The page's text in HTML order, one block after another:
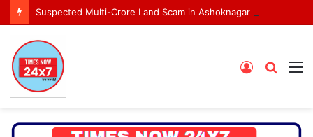
Search
Log